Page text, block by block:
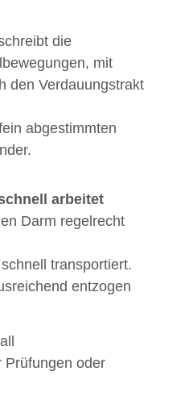
die
mit
den Verdauungstrakt
abgestimmten
arbeitet
Darm regelrecht
transportiert.
entzogen
Prüfungen oder